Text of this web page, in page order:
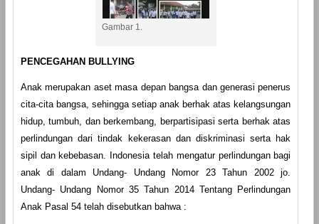
Gambar 1.
PENCEGAHAN BULLYING
Anak merupakan aset masa depan bangsa dan generasi penerus
cita-cita bangsa, sehingga setiap anak berhak atas kelangsungan
hidup, tumbuh, dan berkembang, berpartisipasi serta berhak atas
perlindungan dari tindak kekerasan dan diskriminasi serta hak
sipil dan kebebasan. Indonesia telah mengatur perlindungan bagi
anak di dalam Undang- Undang Nomor 23 Tahun 2002 jo.
Undang- Undang Nomor 35 Tahun 2014 Tentang Perlindungan
Anak Pasal 54 telah disebutkan bahwa :